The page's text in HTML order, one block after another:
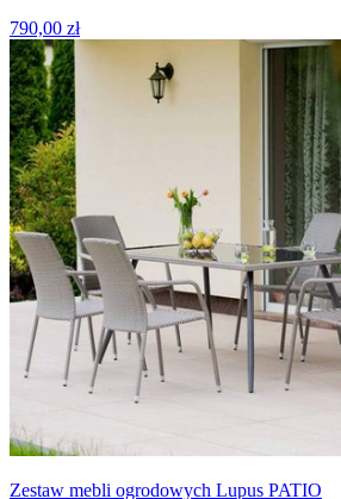
790,00 zł
Zestaw mebli ogrodowych Lupus PATIO